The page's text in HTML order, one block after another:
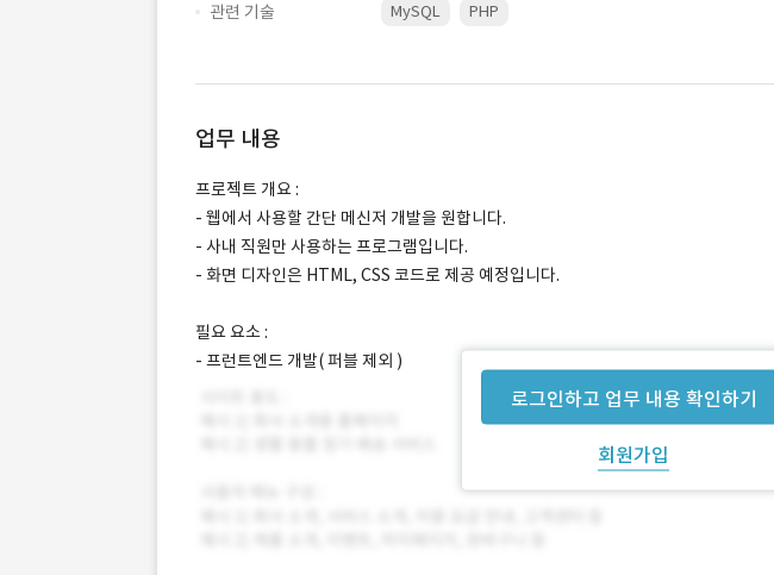
관련 기술
MySQL PHP
업무 내용
로그인하고 업무 내용 확인하기
회원가입
프로젝트 개요 :
- 웹에서 사용할 간단 메신저 개발을 원합니다.
- 사내 직원만 사용하는 프로그램입니다.
- 화면 디자인은 HTML, CSS 코드로 제공 예정입니다.
필요 요소 :
- 프런트엔드 개발( 퍼블 제외 )